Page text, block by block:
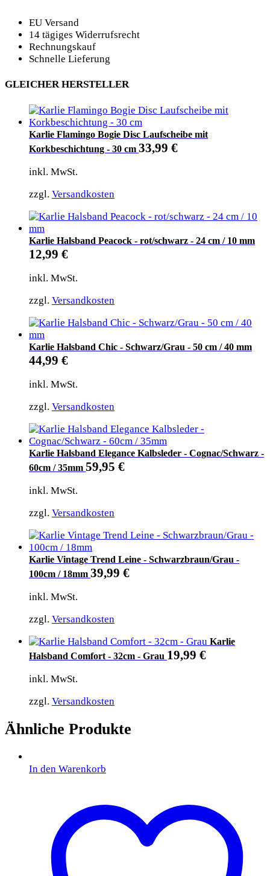
EU Versand
14 tägiges Widerrufsrecht
Rechnungskauf
Schnelle Lieferung
GLEICHER HERSTELLER
Karlie Flamingo Bogie Disc Laufscheibe mit
Korkbeschichtung - 30 cm 33,99 €
inkl. MwSt.
zzgl. Versandkosten
Karlie Halsband Peacock - rot/schwarz - 24 cm / 10 mm
12,99 €
inkl. MwSt.
zzgl. Versandkosten
Karlie Halsband Chic - Schwarz/Grau - 50 cm / 40 mm
44,99 €
inkl. MwSt.
zzgl. Versandkosten
Karlie Halsband Elegance Kalbsleder - Cognac/Schwarz -
60cm / 35mm 59,95 €
inkl. MwSt.
zzgl. Versandkosten
Karlie Vintage Trend Leine - Schwarzbraun/Grau -
100cm / 18mm 39,99 €
inkl. MwSt.
zzgl. Versandkosten
Karlie
Halsband Comfort - 32cm - Grau 19,99 €
inkl. MwSt.
zzgl. Versandkosten
Ähnliche Produkte
In den Warenkorb